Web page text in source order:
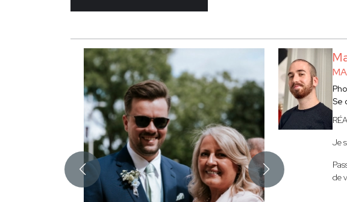
Se
Je
de